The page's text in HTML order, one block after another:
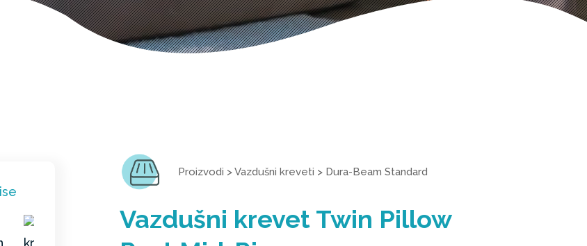
Proizvodi >Vazdušni kreveti > Dura-Beam Standard
Vazdušni krevet Twin Pillow